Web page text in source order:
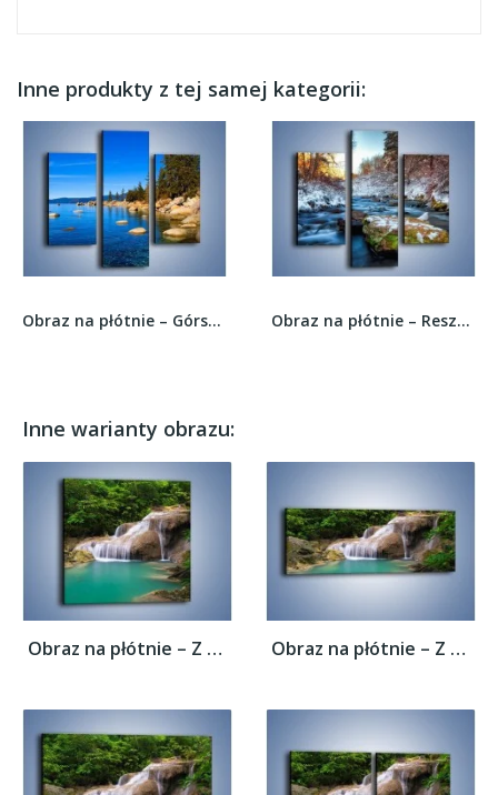
Inne produkty z tej samej kategorii:
Obraz na płótnie – Górska rzeka latem –... Obraz na płótnie – Resztki zimy w wodospadzie –...
Inne warianty obrazu:
Obraz na płótnie – Z rybą w stronę... Obraz na płótnie – Z rybą w stronę...